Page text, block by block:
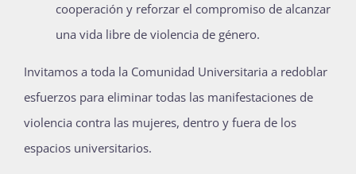
cooperación y reforzar el compromiso de alcanzar
una vida libre de violencia de género.
Invitamos a toda la Comunidad Universitaria a redoblar
esfuerzos para eliminar todas las manifestaciones de
violencia contra las mujeres, dentro y fuera de los
espacios universitarios.